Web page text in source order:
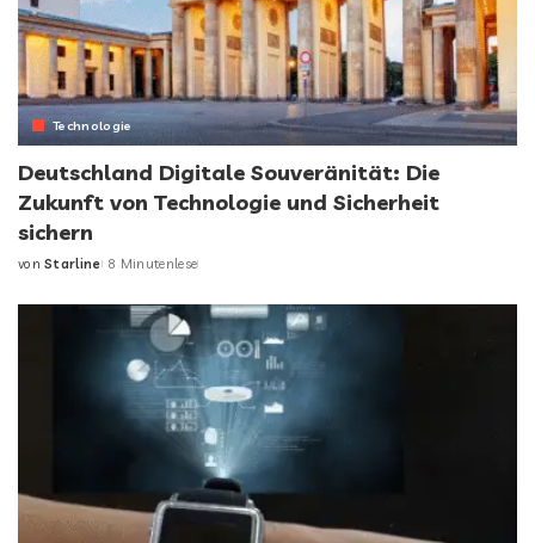
Technologie
Deutschland Digitale Souveränität: Die
Zukunft von Technologie und Sicherheit
sichern
von Starline 8 Minutenlese